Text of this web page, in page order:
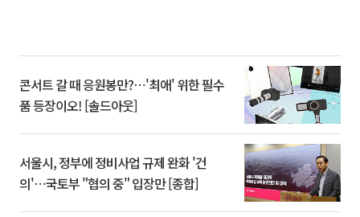
콘서트 갈 때 응원봉만?⋯'최애' 위한 필수
품 등장이오! [솔드아웃]
서울시, 정부에 정비사업 규제 완화 '건
의'⋯국토부 "협의 중" 입장만 [종합]